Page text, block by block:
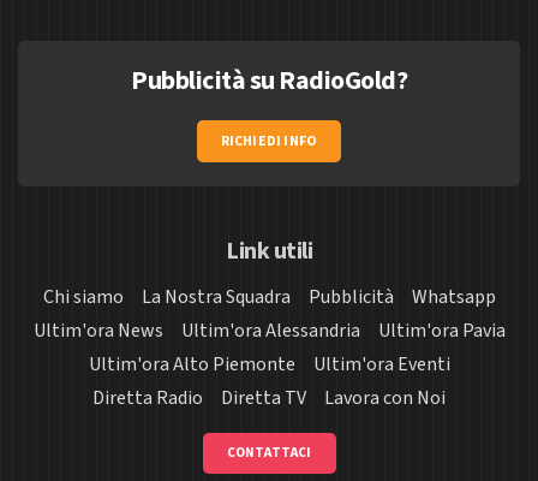
Pubblicità su RadioGold?
RICHIEDI INFO
Link utili
Chi siamo La Nostra Squadra Pubblicità
Whatsapp
Ultim'ora News
Ultim'ora Alessandria
Ultim'ora Pavia
Ultim'ora Alto Piemonte
Ultim'ora Eventi
Diretta Radio
Diretta TV Lavora con Noi
CONTATTACI